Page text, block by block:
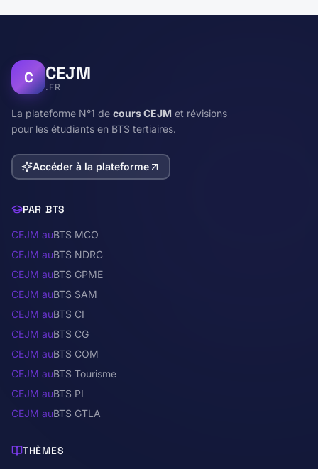
C CEJM
.FR
La plateforme N°1 de cours CEJM et révisions
pour les étudiants en BTS tertiaires.
Accéder à la plateforme
PAR BTS
CEJM auBTS MCO
CEJM auBTS NDRC
CEJM auBTS GPME
CEJM auBTS SAM
CEJM auBTS CI
CEJM auBTS CG
CEJM auBTS COM
CEJM auBTS Tourisme
CEJM auBTS PI
CEJM auBTS GTLA
THÈMES